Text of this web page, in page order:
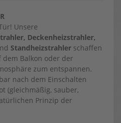
Unsere
Deckenheizstrahler,
Standheizstrahler schaffen
Balkon oder der
zum entspannen.
nach dem Einschalten
(gleichmäßig, sauber,
Prinzip der